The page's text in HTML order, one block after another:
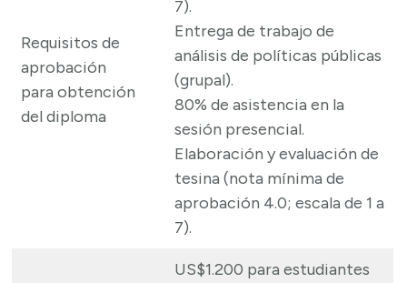
Requisitos de
aprobación
para obtención
del diploma
7).
Entrega de trabajo de
análisis de políticas públicas
(grupal).
80% de asistencia en la
sesión presencial.
Elaboración y evaluación de
tesina (nota mínima de
aprobación 4.0; escala de 1 a
7).
US$1.200 para estudiantes